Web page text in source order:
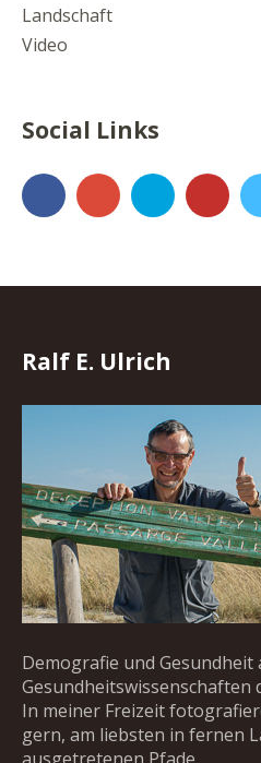
Landschaft
Video
Social Links
FacebookGoogle+500px
Ralf E. Ulrich
Demografie und
Gesundheitswissenschaften
In meiner Freizeit
gern, am liebsten in fernen